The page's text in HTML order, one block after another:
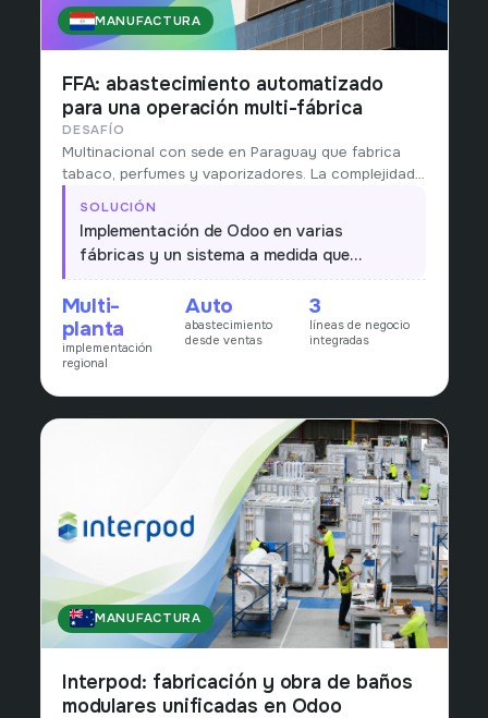
PARAGUAY
MANUFACTURA
FFA: abastecimiento automatizado
para una operación multi-fábrica
DESAFÍO
Multinacional con sede en Paraguay que fabrica
tabaco, perfumes y vaporizadores. La complejidad
de abastecer múltiples fábricas hacía inviable
planificar a mano.
SOLUCIÓN
Implementación de Odoo en varias
fábricas y un sistema a medida que
dispara el abastecimiento a partir de las
ventas, alineando producción y compras al
pull real del mercado.
Multi-
planta
implementación
regional
Auto
abastecimiento
desde ventas
3
líneas de negocio
integradas
AUSTRALIA
MANUFACTURA
Interpod: fabricación y obra de baños
modulares unificadas en Odoo